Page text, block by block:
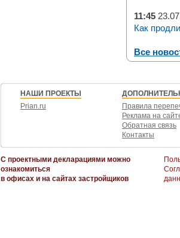
11:45
Как
Все
НАШИ ПРОЕКТЫ
Prian.ru
Правила
Реклама на
Обратная связь
Контакты
С проектными декларациями можно
ознакомиться
в офисах и на сайтах застройщиков